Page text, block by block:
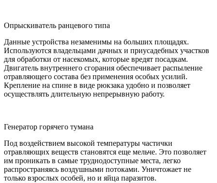
Опрыскиватель ранцевого типа
Данные устройства незаменимы на больших площадях.
Используются владельцами дачных и приусадебных участков
для обработки от насекомых, которые вредят посадкам.
Двигатель внутреннего сгорания обеспечивает распыление
отравляющего состава без применения особых усилий.
Крепление на спине в виде рюкзака удобно и позволяет
осуществлять длительную непрерывную работу.
Генератор горячего тумана
Под воздействием высокой температуры частички
отравляющих веществ становятся еще мельче. Это позволяет
им проникать в самые труднодоступные места, легко
распространяясь воздушными потоками. Уничтожает не
только взрослых особей, но и яйца паразитов.